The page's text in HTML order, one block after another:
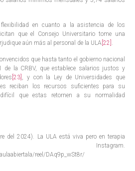
en cuanto a la asistencia de los
que el Consejo Universitario tome una
aún más al personal de la ULA [22] .
que hasta tanto el gobierno nacional
la CRBV, que establece salarios justos y
[23]
, y con la Ley de Universidades que
reciban los recursos suficientes para su
que estas retornen a su normalidad
del 2024). La ULA está viva pero en terapia
Instagram.
reel/DAq9p_wSt8r/